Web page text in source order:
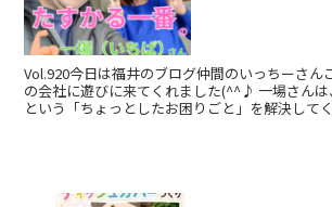
Vol.920今日は福井のブログ仲間のいっちーさん
の会社に遊びに来てくれました(^^♪ 一場さんは
という「ちょっとしたお困りごと」を解決して